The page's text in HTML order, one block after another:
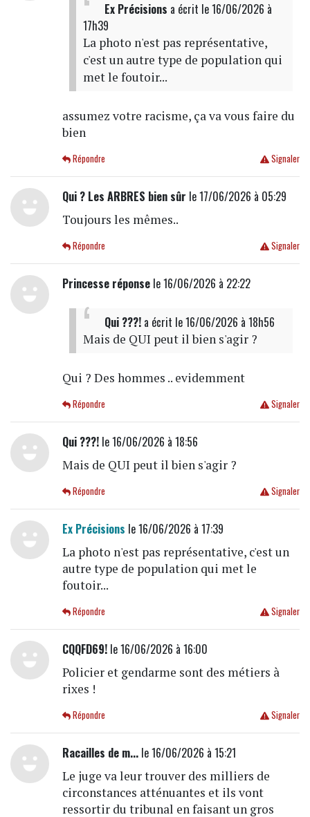
Ex Précisions a écrit le 16/06/2026 à
17h39
La photo n'est pas représentative,
c'est un autre type de population qui
met le foutoir...
assumez votre racisme, ça va vous faire du
bien
Signaler
Répondre
Qui ? Les ARBRES bien sûr le 17/06/2026 à 05:29
Toujours les mêmes..
Signaler
Répondre
Princesse réponsele 16/06/2026 à 22:22
Qui ???!a écrit le 16/06/2026 à 18h56
Mais de QUI peut il bien s'agir ?
Qui ? Des hommes .. evidemment
Signaler
Répondre
Qui ???!le 16/06/2026 à 18:56
Mais de QUI peut il bien s'agir ?
Signaler
Répondre
Ex Précisions le 16/06/2026 à 17:39
La photo n'est pas représentative, c'est un
autre type de population qui met le
foutoir...
Signaler
Répondre
CQQFD69!le 16/06/2026 à 16:00
Policier et gendarme sont des métiers à
rixes !
Signaler
Répondre
Racailles de m...le 16/06/2026 à 15:21
Le juge va leur trouver des milliers de
circonstances atténuantes et ils vont
ressortir du tribunal en faisant un gros